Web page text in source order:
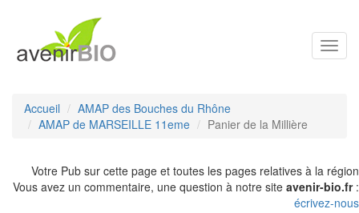
Accueil
AMAP des Bouches du Rhône
AMAP de MARSEILLE 11eme
Panier de la Millière
Votre Pub sur cette page et toutes les pages relatives à la région
Vous avez un commentaire, une question à notre site avenir-bio.fr:
écrivez-nous